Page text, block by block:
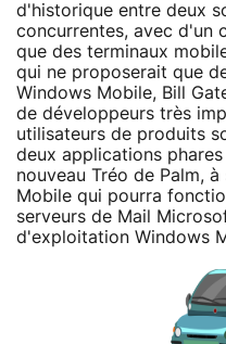
d'historique entre deux
concurrentes, avec d'un
que des terminaux
qui ne proposerait que
Windows Mobile, Bill
de développeurs très
utilisateurs de produits
deux applications
nouveau Tréo de Palm,
Mobile qui pourra
serveurs de Mail
d'exploitation Windows